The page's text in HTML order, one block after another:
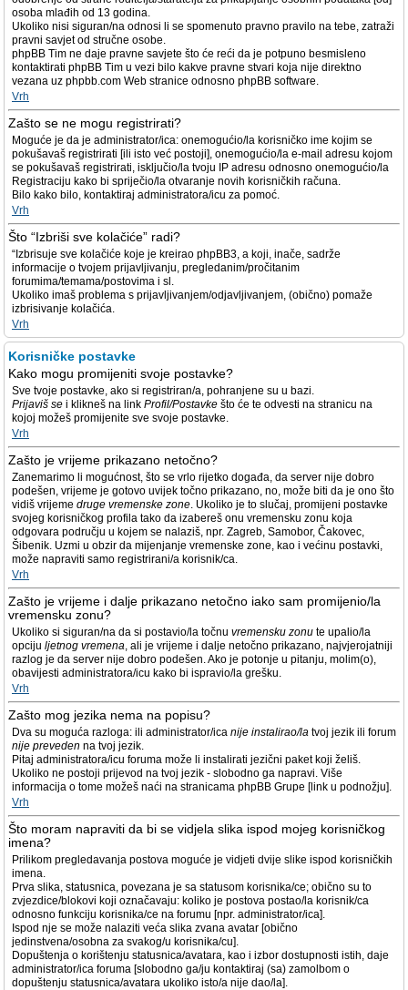
osoba mlađih od 13 godina.
Ukoliko nisi siguran/na odnosi li se spomenuto pravno pravilo na tebe, zatraži
pravni savjet od stručne osobe.
phpBB Tim ne daje pravne savjete što će reći da je potpuno besmisleno
kontaktirati phpBB Tim u vezi bilo kakve pravne stvari koja nije direktno
vezana uz phpbb.com Web stranice odnosno phpBB software.
Vrh
Zašto se ne mogu registrirati?
Moguće je da je administrator/ica: onemogućio/la korisničko ime kojim se
pokušavaš registrirati [ili isto već postoji], onemogućio/la e-mail adresu kojom
se pokušavaš registrirati, isključio/la tvoju IP adresu odnosno onemogućio/la
Registraciju kako bi spriječio/la otvaranje novih korisničkih računa.
Bilo kako bilo, kontaktiraj administratora/icu za pomoć.
Vrh
Što “Izbriši sve kolačiće” radi?
“Izbrisuje sve kolačiće koje je kreirao phpBB3, a koji, inače, sadrže
informacije o tvojem prijavljivanju, pregledanim/pročitanim
forumima/temama/postovima i sl.
Ukoliko imaš problema s prijavljivanjem/odjavljivanjem, (obično) pomaže
izbrisivanje kolačića.
Vrh
Korisničke postavke
Kako mogu promijeniti svoje postavke?
Sve tvoje postavke, ako si registriran/a, pohranjene su u bazi.
Prijaviš se i klikneš na link Profil/Postavke što će te odvesti na stranicu na
kojoj možeš promijenite sve svoje postavke.
Vrh
Zašto je vrijeme prikazano netočno?
Zanemarimo li mogućnost, što se vrlo rijetko događa, da server nije dobro
podešen, vrijeme je gotovo uvijek točno prikazano, no, može biti da je ono što
vidiš vrijeme druge vremenske zone. Ukoliko je to slučaj, promijeni postavke
svojeg korisničkog profila tako da izabereš onu vremensku zonu koja
odgovara području u kojem se nalaziš, npr. Zagreb, Samobor, Čakovec,
Šibenik. Uzmi u obzir da mijenjanje vremenske zone, kao i većinu postavki,
može napraviti samo registrirani/a korisnik/ca.
Vrh
Zašto je vrijeme i dalje prikazano netočno iako sam promijenio/la
vremensku zonu?
Ukoliko si siguran/na da si postavio/la točnu vremensku zonu te upalio/la
opciju ljetnog vremena, ali je vrijeme i dalje netočno prikazano, najvjerojatniji
razlog je da server nije dobro podešen. Ako je potonje u pitanju, molim(o),
obavijesti administratora/icu kako bi ispravio/la grešku.
Vrh
Zašto mog jezika nema na popisu?
Dva su moguća razloga: ili administrator/ica nije instalirao/la tvoj jezik ili forum
nije preveden na tvoj jezik.
Pitaj administratora/icu foruma može li instalirati jezični paket koji želiš.
Ukoliko ne postoji prijevod na tvoj jezik - slobodno ga napravi. Više
informacija o tome možeš naći na stranicama phpBB Grupe [link u podnožju].
Vrh
Što moram napraviti da bi se vidjela slika ispod mojeg korisničkog
imena?
Prilikom pregledavanja postova moguće je vidjeti dvije slike ispod korisničkih
imena.
Prva slika, statusnica, povezana je sa statusom korisnika/ce; obično su to
zvjezdice/blokovi koji označavaju: koliko je postova postao/la korisnik/ca
odnosno funkciju korisnika/ce na forumu [npr. administrator/ica].
Ispod nje se može nalaziti veća slika zvana avatar [obično
jedinstvena/osobna za svakog/u korisnika/cu].
Dopuštenja o korištenju statusnica/avatara, kao i izbor dostupnosti istih, daje
administrator/ica foruma [slobodno ga/ju kontaktiraj (sa) zamolbom o
dopuštenju statusnica/avatara ukoliko isto/a nije dao/la].